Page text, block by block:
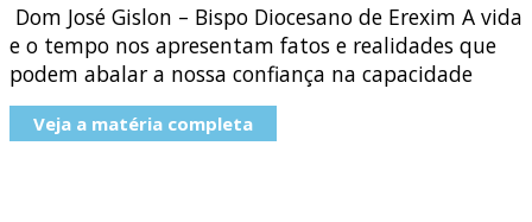
Dom José Gislon – Bispo Diocesano de Erexim A vida
e o tempo nos apresentam fatos e realidades que
podem abalar a nossa confiança na capacidade
Veja a matéria completa